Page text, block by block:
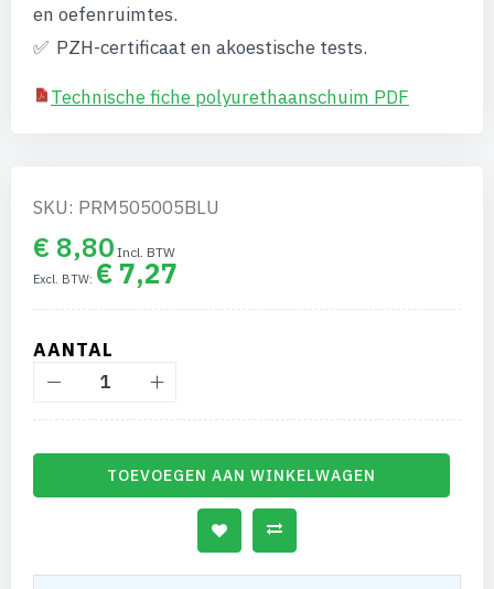
en oefenruimtes.
PZH-certificaat en akoestische tests.
Technische fiche polyurethaanschuim PDF
SKU: PRM505005BLU
€ 8,80
€ 7,27
AANTAL
TOEVOEGEN AAN WINKELWAGEN